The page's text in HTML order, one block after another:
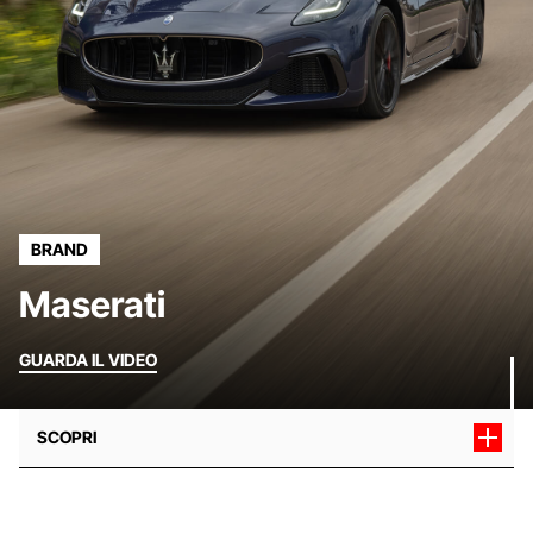
BRAND
Maserati
GUARDA IL VIDEO
SCOPRI